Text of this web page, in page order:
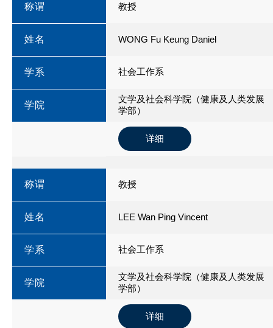
称谓 教授
姓名 WONG Fu Keung Daniel
学系 社会工作系
学院
文学及社会科学院（健康及人类发展
学部）
详细
称谓 教授
姓名 LEE Wan Ping Vincent
学系 社会工作系
学院
文学及社会科学院（健康及人类发展
学部）
详细